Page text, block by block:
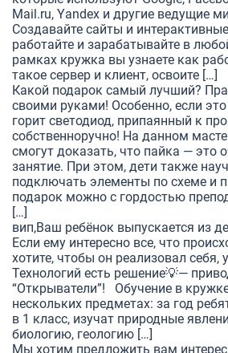
Mail.ru, Yandex и другие ведущие
Создавайте сайты и
работайте и зарабатывайте в
рамках кружка вы узнаете как
такое сервер и клиент, освоите […]
Какой подарок самый лучший?
своими руками! Особенно, если
горит светодиод, припаянный к
собственноручно! На данном
смогут доказать, что пайка — это
занятие. При этом, дети также
подключать элементы по схеме и
подарок можно с гордостью
[…]
вип,Ваш ребёнок выпускается из
Если ему интересно все, что
хотите, чтобы он реализовал
Технологий есть решение💡—
“Открыватели”! Обучение в
нескольких предметах: за год
в 1 класс, изучат природные
биологию, геологию […]
Мы хотим предложить вам